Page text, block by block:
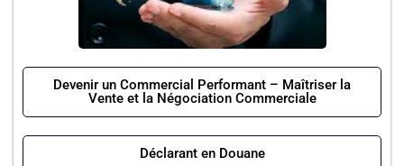
Devenir un Commercial Performant – Maîtriser la
Vente et la Négociation Commerciale
Déclarant en Douane